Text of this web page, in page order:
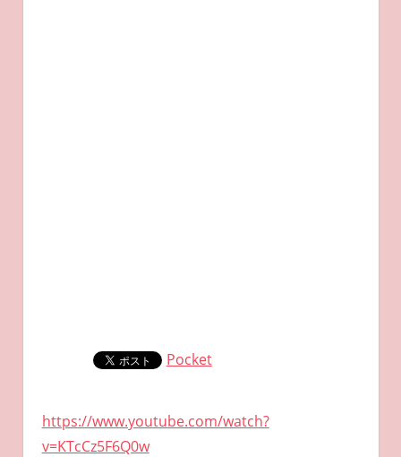
Pocket
https://www.youtube.com/watch?
v=KTcCz5F6Q0w